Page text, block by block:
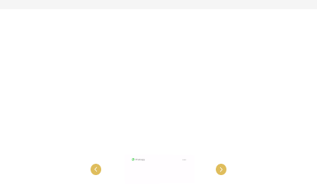
Previous Next